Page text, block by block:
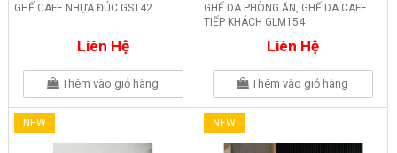
GHẾ CAFE NHỰA ĐÚC GST42
Liên Hệ
Thêm vào giỏ hàng
GHẾ DA PHÒNG ĂN, GHẾ DA CAFE
TIẾP KHÁCH GLM154
Liên Hệ
Thêm vào giỏ hàng
NEW NEW